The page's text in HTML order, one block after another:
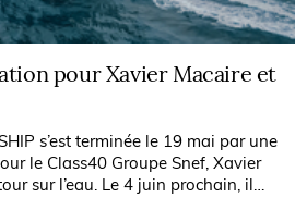
pour Xavier Macaire et
s’est terminée le 19 mai par une
le Class40 Groupe Snef, Xavier
sur l’eau. Le 4 juin prochain, il